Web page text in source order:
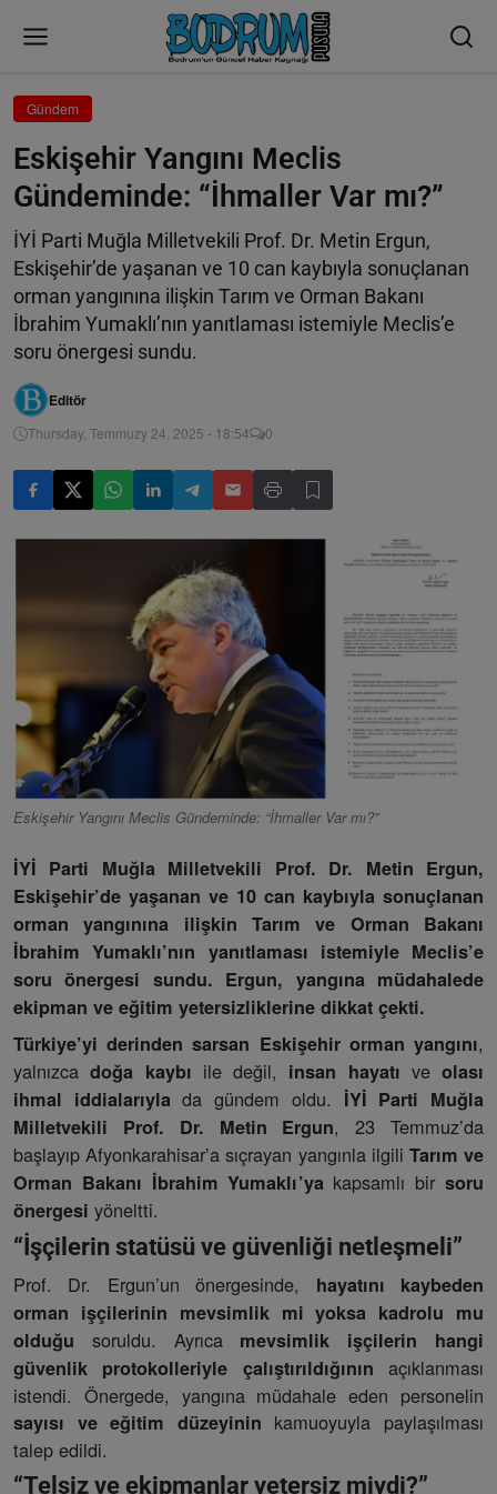
Gündem
Eskişehir Yangını Meclis
Gündeminde: “İhmaller Var mı?”
İYİ Parti Muğla Milletvekili Prof. Dr. Metin Ergun,
Eskişehir’de yaşanan ve 10 can kaybıyla sonuçlanan
orman yangınına ilişkin Tarım ve Orman Bakanı
İbrahim Yumaklı’nın yanıtlaması istemiyle Meclis’e
soru önergesi sundu.
Editör
Thursday, Temmuzy 24, 2025 - 18:54 0
Eskişehir Yangını Meclis Gündeminde: “İhmaller Var mı?”
İYİ Parti Muğla Milletvekili Prof. Dr. Metin Ergun,
Eskişehir’de yaşanan ve 10 can kaybıyla sonuçlanan
orman yangınına ilişkin Tarım ve Orman Bakanı
İbrahim Yumaklı’nın yanıtlaması istemiyle Meclis’e
soru önergesi sundu. Ergun, yangına müdahalede
ekipman ve eğitim yetersizliklerine dikkat çekti.
Türkiye’yi derinden sarsan Eskişehir orman yangını,
yalnızcadoğa kaybı ile değil, insan hayatı ve olası
ihmal iddialarıylada gündem oldu. İYİ Parti Muğla
Milletvekili Prof. Dr. Metin Ergun, 23 Temmuz’da
başlayıp Afyonkarahisar’a sıçrayan yangınla ilgili Tarım ve
Orman Bakanı İbrahim Yumaklı’yakapsamlı bir soru
önergesi yöneltti.
“İşçilerin statüsü ve güvenliği netleşmeli”
Prof. Dr. Ergun’un önergesinde, hayatını kaybeden
orman işçilerinin mevsimlik mi yoksa kadrolu mu
olduğu soruldu. Ayrıca mevsimlik işçilerin hangi
güvenlik protokolleriyle çalıştırıldığının açıklanması
istendi. Önergede, yangına müdahale eden personelin
sayısı ve eğitim düzeyinin kamuoyuyla paylaşılması
talep edildi.
“Telsiz ve ekipmanlar yetersiz miydi?”